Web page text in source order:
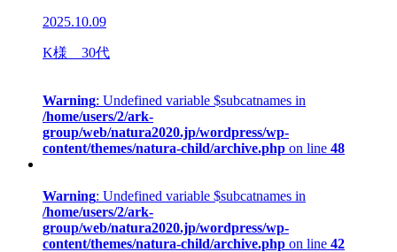
2025.10.09
K様 30代
Warning: Undefined variable $subcatnames in
/home/users/2/ark-
group/web/natura2020.jp/wordpress/wp-
content/themes/natura-child/archive.php on line 48
Warning: Undefined variable $subcatnames in
/home/users/2/ark-
group/web/natura2020.jp/wordpress/wp-
content/themes/natura-child/archive.php on line 42